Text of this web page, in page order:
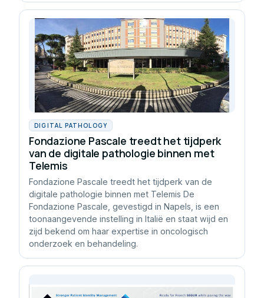
DIGITAL PATHOLOGY
Fondazione Pascale treedt het tijdperk
van de digitale pathologie binnen met
Telemis
Fondazione Pascale treedt het tijdperk van de
digitale pathologie binnen met Telemis De
Fondazione Pascale, gevestigd in Napels, is een
toonaangevende instelling in Italië en staat wijd en
zijd bekend om haar expertise in oncologisch
onderzoek en behandeling.